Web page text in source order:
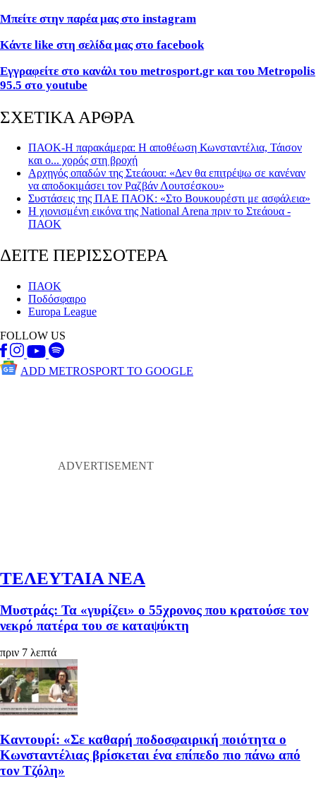
Μπείτε στην παρέα μας στο instagram
Κάντε like στη σελίδα μας στο facebook
Εγγραφείτε στο κανάλι του metrosport.gr και του Metropolis
95.5 στο youtube
ΣΧΕΤΙΚΑ ΑΡΘΡΑ
ΠΑΟΚ-Η παρακάμερα: Η αποθέωση Κωνσταντέλια, Τάισον
και ο... χορός στη βροχή
Αρχηγός οπαδών της Στεάουα: «Δεν θα επιτρέψω σε κανέναν
να αποδοκιμάσει τον Ραζβάν Λουτσέσκου»
Συστάσεις της ΠΑΕ ΠΑΟΚ: «Στο Βουκουρέστι με ασφάλεια»
Η χιονισμένη εικόνα της National Arena πριν το Στεάουα -
ΠΑΟΚ
ΔΕΙΤΕ ΠΕΡΙΣΣΟΤΕΡΑ
ΠΑΟΚ
Ποδόσφαιρο
Europa League
FOLLOW US
ADD METROSPORT TO GOOGLE
ΤΕΛΕΥΤΑΙΑ ΝΕΑ
Μυστράς: Τα «γυρίζει» ο 55χρονος που κρατούσε τον
νεκρό πατέρα του σε καταψύκτη
πριν 7 λεπτά
Καντουρί: «Σε καθαρή ποδοσφαιρική ποιότητα ο
Κωνσταντέλιας βρίσκεται ένα επίπεδο πιο πάνω από
τον Τζόλη»